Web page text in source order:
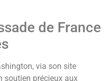
de France
via son site
soutien précieux aux